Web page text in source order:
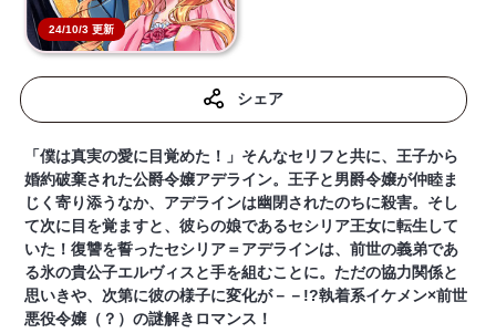
24/10/3 更新
シェア
「僕は真実の愛に目覚めた！」そんなセリフと共に、王子から
婚約破棄された公爵令嬢アデライン。王子と男爵令嬢が仲睦ま
じく寄り添うなか、アデラインは幽閉されたのちに殺害。そし
て次に目を覚ますと、彼らの娘であるセシリア王女に転生して
いた！復讐を誓ったセシリア＝アデラインは、前世の義弟であ
る氷の貴公子エルヴィスと手を組むことに。ただの協力関係と
思いきや、次第に彼の様子に変化が－－!?執着系イケメン×前世
悪役令嬢（？）の謎解きロマンス！